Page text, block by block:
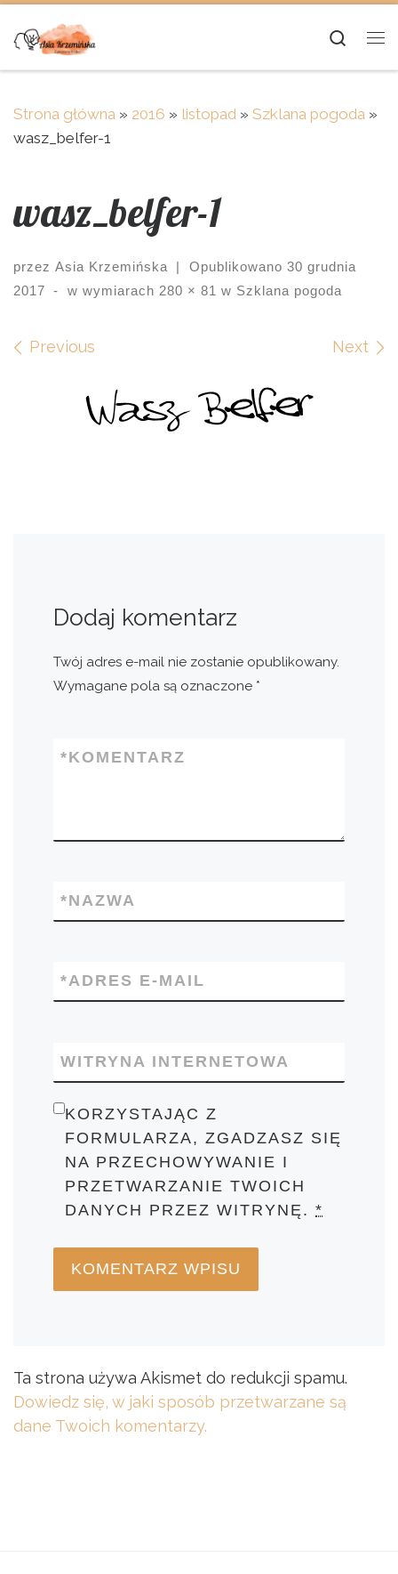
Skip to content
Strona główna » 2016 » listopad » Szklana pogoda »
wasz_belfer-1
wasz_belfer-1
przez Asia Krzemińska | Opublikowano 30 grudnia
2017
- w wymiarach 280 × 81 w Szklana pogoda
Images navigation
Previous Next
Dodaj komentarz
Twój adres e-mail nie zostanie opublikowany.
Wymagane pola są oznaczone *
KOMENTARZ
*
NAZWA
*
ADRES E-MAIL
*
WITRYNA INTERNETOWA
KORZYSTAJĄC Z
FORMULARZA, ZGADZASZ SIĘ
NA PRZECHOWYWANIE I
PRZETWARZANIE TWOICH
DANYCH PRZEZ WITRYNĘ.*
Ta strona używa Akismet do redukcji spamu.
Dowiedz się, w jaki sposób przetwarzane są
dane Twoich komentarzy.